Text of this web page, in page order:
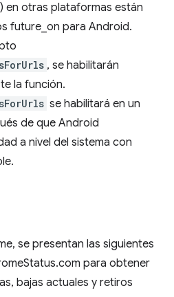
) en otras plataformas están
future_on para Android.
, se habilitarán
la función.
se habilitará en un
de que Android
a nivel del sistema con
se presentan las siguientes
para obtener
bajas actuales y retiros